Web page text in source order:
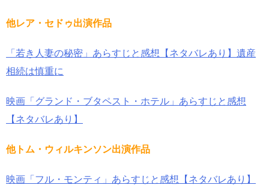
他レア・セドゥ出演作品
「若き人妻の秘密」あらすじと感想【ネタバレあり】遺産
相続は慎重に
映画「グランド・ブタペスト・ホテル」あらすじと感想
【ネタバレあり】
他トム・ウィルキンソン出演作品
映画「フル・モンティ」あらすじと感想【ネタバレあり】